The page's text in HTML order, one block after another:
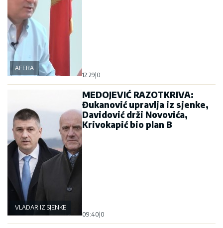
AFERA
12:29 0
VLADAR IZ SJENKE
MEDOJEVIĆ RAZOTKRIVA:
Đukanović upravlja iz sjenke,
Davidović drži Novovića,
Krivokapić bio plan B
09:40 0